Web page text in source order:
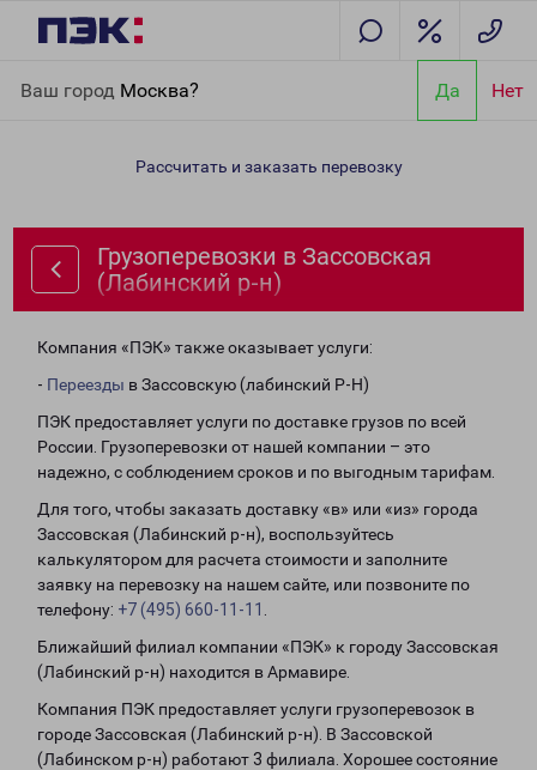
Ваш город Москва? Да Нет
(Лабинский р-н)
Рассчитать и заказать перевозку
Грузоперевозки в Зассовская
(Лабинский р-н)
Компания «ПЭК» также оказывает услуги:
- Переезды в Зассовскую (лабинский Р-Н)
ПЭК предоставляет услуги по доставке грузов по всей
России. Грузоперевозки от нашей компании – это
надежно, с соблюдением сроков и по выгодным тарифам.
Для того, чтобы заказать доставку «в» или «из» города
Зассовская (Лабинский р-н), воспользуйтесь
калькулятором для расчета стоимости и заполните
заявку на перевозку на нашем сайте, или позвоните по
телефону: +7 (495) 660-11-11
Ближайший филиал компании «ПЭК» к городу Зассовская
(Лабинский р-н) находится в Армавире.
Компания ПЭК предоставляет услуги грузоперевозок в
городе Зассовская (Лабинский р-н). В Зассовской
(Лабинском р-н) работают 3 филиала. Хорошее состояние